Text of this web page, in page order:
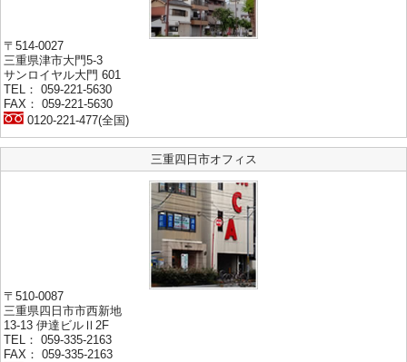
〒514-0027
三重県津市大門5-3
サンロイヤル大門 601
TEL： 059-221-5630
FAX： 059-221-5630
0120-221-477(全国)
三重四日市オフィス
〒510-0087
三重県四日市市西新地
13-13 伊達ビルⅡ2F
TEL： 059-335-2163
FAX： 059-335-2163